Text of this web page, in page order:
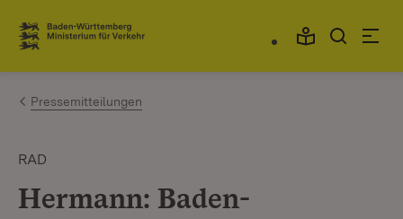
Zum Inhalt springen
Link zur Startseite
Pressemitteilungen
RAD
Hermann: Baden-